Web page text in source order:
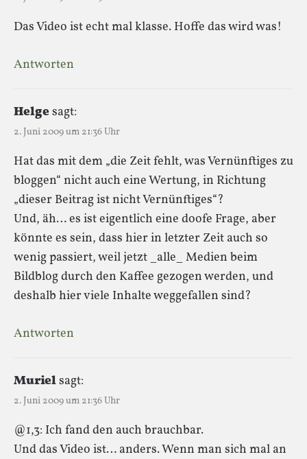
Das Video ist echt mal klasse. Hoffe das wird was!
Antworten
Helgesagt:
2. Juni 2009 um 21:36 Uhr
Hat das mit dem „die Zeit fehlt, was Vernünftiges zu
bloggen“ nicht auch eine Wertung, in Richtung
„dieser Beitrag ist nicht Vernünftiges“?
Und, äh… es ist eigentlich eine doofe Frage, aber
könnte es sein, dass hier in letzter Zeit auch so
wenig passiert, weil jetzt _alle_ Medien beim
Bildblog durch den Kaffee gezogen werden, und
deshalb hier viele Inhalte weggefallen sind?
Antworten
Murielsagt:
2. Juni 2009 um 21:36 Uhr
@1,3: Ich fand den auch brauchbar.
Und das Video ist… anders. Wenn man sich mal an